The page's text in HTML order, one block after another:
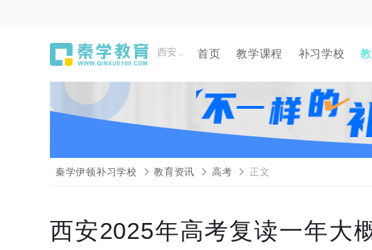
西安 首页 教学课程 补习学校
秦学伊顿补习学校 教育资讯 高考 正文
西安2025年高考复读一年大